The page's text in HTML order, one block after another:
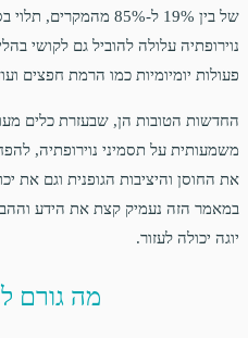
של בין 19% ל-85%
נוירופתיה עלולה להוביל גם לקושי
פעולות יומיומיות כמו הרמת חפצים
החדשות הטובות הן, שבעזרת כלים
משמעותית על תסמיני נוירופתיה,
את החוסן והיציבות הגופנית וגם את
במאמר הזה נעמיק קצת את הידע
יוגה יכולה לעזור.
מה גורם